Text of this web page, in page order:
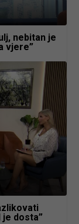
nebitan je
vjere”
dosta”